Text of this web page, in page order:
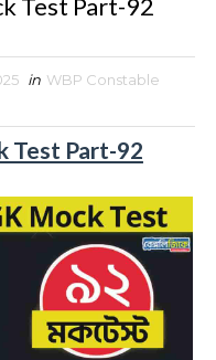
in WBP Constable
Test Part-92